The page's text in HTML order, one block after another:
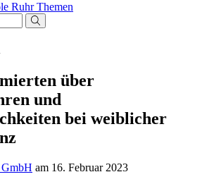
Ruhr Themen
über
und
bei weiblicher
GmbH am 16. Februar 2023